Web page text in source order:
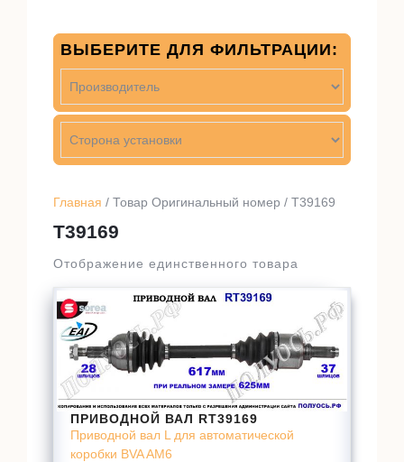
Главная / Товар Оригинальный номер / T39169
T39169
Отображение единственного товара
ПРИВОДНОЙ ВАЛ RT39169
Приводной вал L для автоматической
коробки BVA AM6
ВЫБЕРИТЕ ДЛЯ ФИЛЬТРАЦИИ: